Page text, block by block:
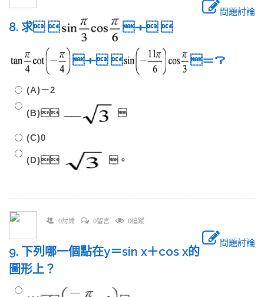
問題討論
8. 求  ＋ 
＋  ＝？
(A)－2
(B) 
(C)0
(D) 。
0討論 0留言 0追蹤
問題討論
9. 下列哪一個點在y＝sin x＋cos x的
圖形上？